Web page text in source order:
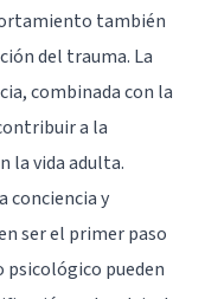
también
del trauma. La
combinada con la
a la
la vida adulta.
conciencia y
ser el primer paso
psicológico pueden